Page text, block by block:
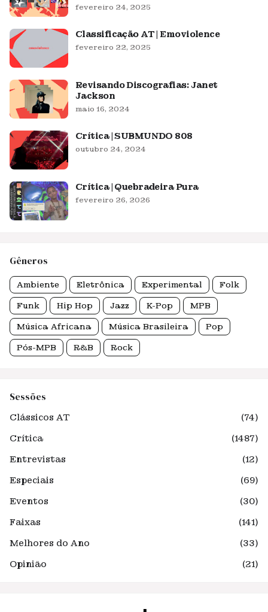
fevereiro 24, 2025
Classificação AT | Emoviolence
fevereiro 22, 2025
Revisando Discografias: Janet
Jackson
maio 16, 2024
Crítica | SUBMUNDO 808
outubro 24, 2024
Crítica | Quebradeira Pura
fevereiro 26, 2026
Gêneros
Ambiente Eletrônica Experimental Folk
Funk Hip Hop Jazz K-Pop MPB
Música Africana Música Brasileira Pop
Pós-MPB R&B Rock
Sessões
Clássicos AT
(74)
Crítica
(1487)
Entrevistas
(12)
Especiais
(69)
Eventos
(30)
Faixas
(141)
Melhores do Ano
(33)
Opinião
(21)